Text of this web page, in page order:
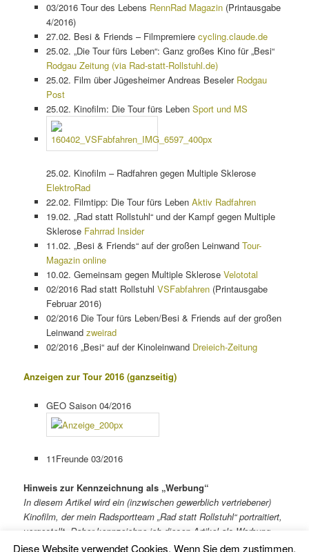
03/2016 Tour des Lebens RennRad Magazin(Printausgabe
4/2016)
27.02. Besi & Friends – Filmpremiere cycling.claude.de
25.02. „Die Tour fürs Leben“: Ganz großes Kino für „Besi“
Rodgau Zeitung (via Rad-statt-Rollstuhl.de)
25.02. Film über Jügesheimer Andreas Beseler Rodgau
Post
25.02. Kinofilm: Die Tour fürs Leben Sport und MS
25.02. Kinofilm – Radfahren gegen Multiple Sklerose
ElektroRad
22.02. Filmtipp: Die Tour fürs Leben Aktiv Radfahren
19.02. „Rad statt Rollstuhl“ und der Kampf gegen Multiple
Sklerose Fahrrad Insider
11.02. „Besi & Friends“ auf der großen LeinwandTour-
Magazin online
10.02. Gemeinsam gegen Multiple Sklerose Velototal
02/2016 Rad statt Rollstuhl VSFabfahren(Printausgabe
Februar 2016)
02/2016 Die Tour fürs Leben/Besi & Friends auf der großen
Leinwand zweirad
02/2016 „Besi“ auf der Kinoleinwand Dreieich-Zeitung
Anzeigen zur Tour 2016 (ganzseitig)
GEO Saison 04/2016
11Freunde 03/2016
Hinweis zur Kennzeichnung als „Werbung“
In diesem Artikel wird ein (inzwischen gewerblich vertriebener)
Kinofilm, der mein Radsportteam „Rad statt Rollstuhl“ portraitiert,
vorgestellt. Daher kennzeichne ich diesen Artikelals Werbung.
Diese Website verwendet Cookies. Wenn Sie dem zustimmen,